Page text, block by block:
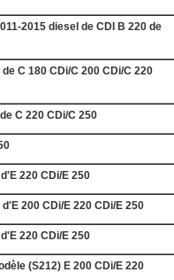
2015 diesel de CDI B 220 de
C 180 CDi/C 200 CDi/C 220
C 220 CDi/C 250
220 CDi/E 250
200 CDi/E 220 CDi/E 250
220 CDi/E 250
(S212) E 200 CDi/E 220